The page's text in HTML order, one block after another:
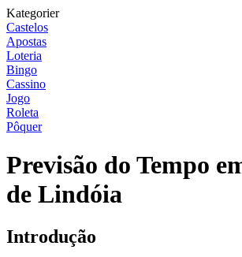
Kategorier
Castelos
Apostas
Loteria
Bingo
Cassino
Jogo
Roleta
Pôquer
Previsão do Tempo
de Lindóia
Introdução